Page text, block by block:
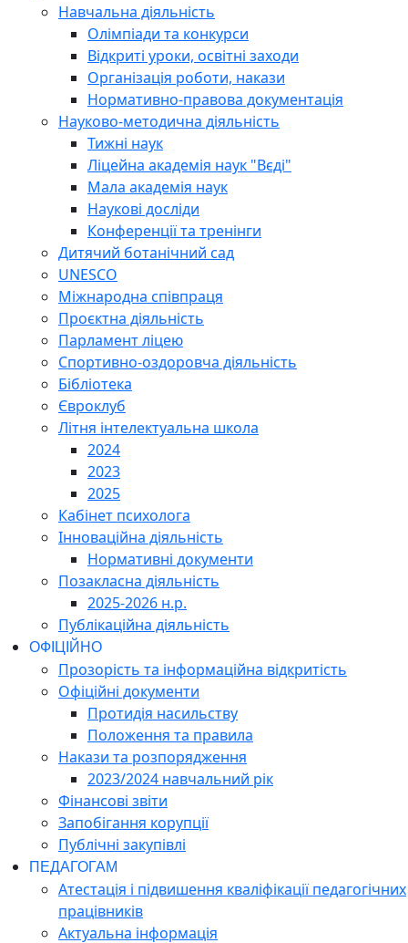
Навчальна діяльність
Олімпіади та конкурси
Відкриті уроки, освітні заходи
Організація роботи, накази
Нормативно-правова документація
Науково-методична діяльність
Тижні наук
Ліцейна академія наук "Вєді"
Мала академія наук
Наукові досліди
Конференції та тренінги
Дитячий ботанічний сад
UNESCO
Міжнародна співпраця
Проєктна діяльність
Парламент ліцею
Спортивно-оздоровча діяльність
Бібліотека
Євроклуб
Літня інтелектуальна школа
2024
2023
2025
Кабінет психолога
Інноваційна діяльність
Нормативні документи
Позакласна діяльність
2025-2026 н.р.
Публікаційна діяльність
ОФІЦІЙНО
Прозорість та інформаційна відкритість
Офіційні документи
Протидія насильству
Положення та правила
Накази та розпорядження
2023/2024 навчальний рік
Фінансові звіти
Запобігання корупції
Публічні закупівлі
ПЕДАГОГАМ
Атестація і підвишення кваліфікації педагогічних
працівників
Актуальна інформація